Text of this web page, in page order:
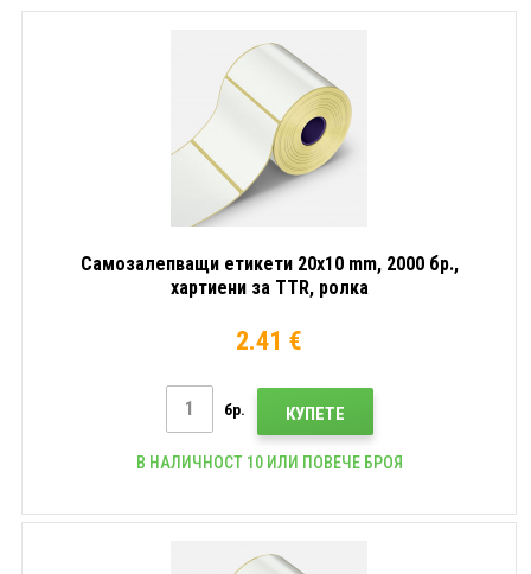
Самозалепващи етикети 20x10 mm, 2000 бр.,
хартиени за TTR, ролка
2.41 €
бр. КУПЕТЕ
В НАЛИЧНОСТ 10 ИЛИ ПОВЕЧЕ БРОЯ